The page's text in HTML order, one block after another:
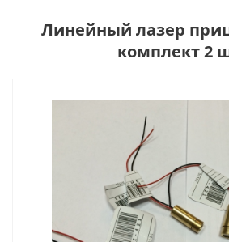
Линейный лазер
комплект 2